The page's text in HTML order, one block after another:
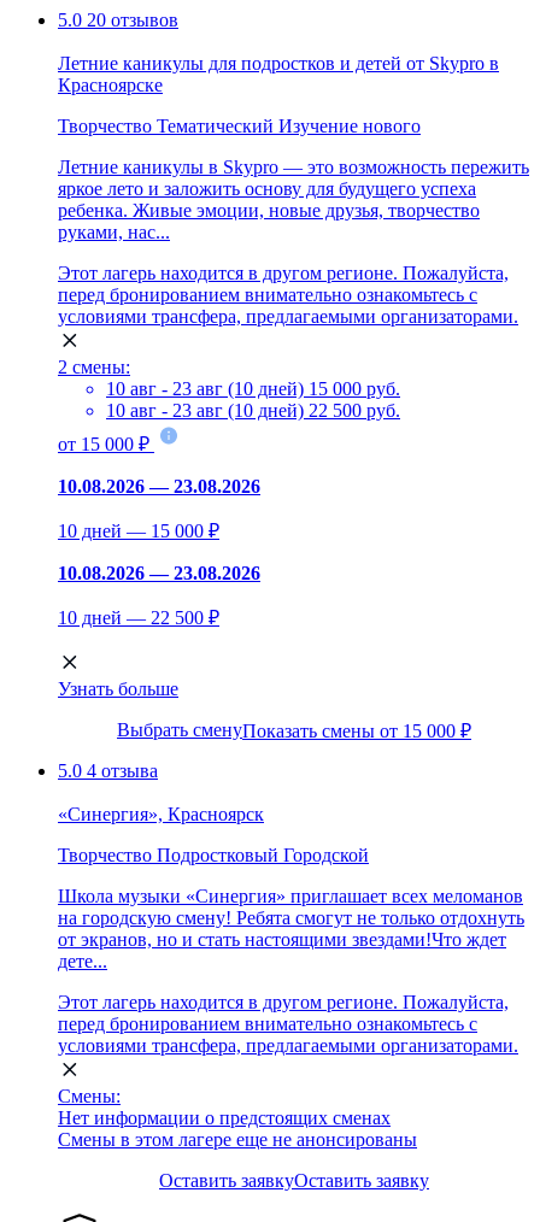
5.0 20 отзывов
Летние каникулы для подростков и детей от Skypro в
Красноярске
Творчество Тематический Изучение нового
Летние каникулы в Skypro — это возможность пережить
яркое лето и заложить основу для будущего успеха
ребенка. Живые эмоции, новые друзья, творчество
руками, нас...
Этот лагерь находится в другом регионе. Пожалуйста,
перед бронированием внимательно ознакомьтесь с
условиями трансфера, предлагаемыми организаторами.
2 смены:
10 авг - 23 авг (10 дней) 15 000 руб.
10 авг - 23 авг (10 дней) 22 500 руб.
от 15 000 ₽
10.08.2026 — 23.08.2026
10 дней — 15 000 ₽
10.08.2026 — 23.08.2026
10 дней — 22 500 ₽
Узнать больше
Выбрать сменуПоказать смены от 15 000 ₽
5.0 4 отзыва
«Синергия», Красноярск
Творчество Подростковый Городской
Школа музыки «Синергия» приглашает всех меломанов
на городскую смену! Ребята смогут не только отдохнуть
от экранов, но и стать настоящими звездами!Что ждет
дете...
Этот лагерь находится в другом регионе. Пожалуйста,
перед бронированием внимательно ознакомьтесь с
условиями трансфера, предлагаемыми организаторами.
Смены:
Нет информации о предстоящих сменах
Смены в этом лагере еще не анонсированы
Оставить заявкуОставить заявку